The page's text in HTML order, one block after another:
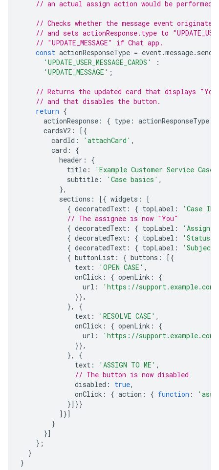
// an actual assign action would be
// Checks whether the message event
// and sets actionResponse.type to
// "UPDATE_MESSAGE" if Chat app.
const actionResponseType = event.message.
'UPDATE_USER_MESSAGE_CARDS'
:
'UPDATE_MESSAGE' ;
// Returns the updated card that displays
// and that disables the button.
return {
actionResponse : { type : actionResponseType
cardsV2 :
[{
cardId : 'attachCard' ,
card :
{
header :
{
title : 'Example Customer Service Case'
subtitle : 'Case basics' ,
},
sections : [{ widgets :
[
{ decoratedText : { topLabel : 'Case ID'
// The assignee is now "You"
{ decoratedText : { topLabel :
{ decoratedText : { topLabel : 'Status'
{ decoratedText : { topLabel :
'Subject'
{ buttonList : { buttons :
[{
text : 'OPEN CASE' ,
onClick : { openLink :
{
url :
'https://
}},
},
{
text : 'RESOLVE CASE' ,
onClick : { openLink :
{
url :
'https://support.example.com/
}},
},
{
text : 'ASSIGN TO ME' ,
// The button is now disabled
disabled : true,
onClick : { action : { function :
}]}}
]}]
}
}]
};
}
}